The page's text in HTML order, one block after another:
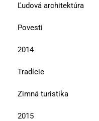
Ľudová architektúra
Povesti
2014
Tradície
Zimná turistika
2015